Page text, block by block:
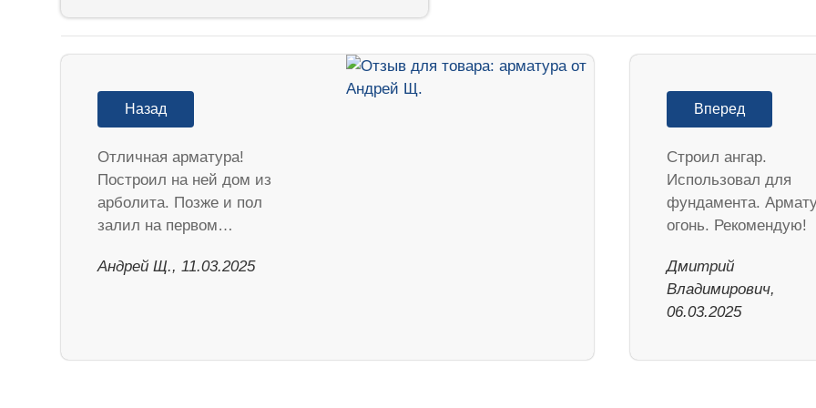
Назад
Отличная арматура!
Построил на ней дом из
арболита. Позже и пол
залил на первом…
Андрей Щ., 11.03.2025
Вперед
Строил ангар.
Использовал для
фундамента.
огонь. Рекомендую!
Дмитрий
Владимирович,
06.03.2025